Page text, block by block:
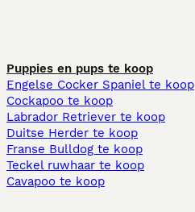
Puppies en pups te koop
Engelse Cocker Spaniel te koop
Cockapoo te koop
Labrador Retriever te koop
Duitse Herder te koop
Franse Bulldog te koop
Teckel ruwhaar te koop
Cavapoo te koop